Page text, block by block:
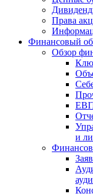
Права
Финансовый
Обзор
и